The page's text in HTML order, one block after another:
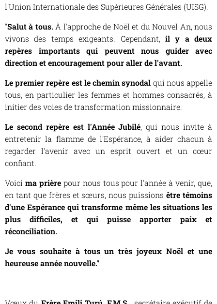
l'Union Internationale des Supérieures Générales (UISG).
"Salut à tous.À l'approche de Noël et du Nouvel An, nous
vivons des temps exigeants. Cependant, il y a deux
repères importants qui peuvent nous guider avec
direction et encouragement pour aller de l'avant.
Le premier repère est le chemin synodal qui nous appelle
tous, en particulier les femmes et hommes consacrés, à
initier des voies de transformation missionnaire.
Le second repère est l'Année Jubilé, qui nous invite à
entretenir la flamme de l'Espérance, à aider chacun à
regarder l'avenir avec un esprit ouvert et un cœur
confiant.
Voici ma prièrepour nous tous pour l'année à venir, que,
en tant que frères et sœurs, nous puissionsêtre témoins
d'une Espérance qui transforme même les situations les
plus difficiles, et qui puisse apporter paix et
réconciliation.
Je vous souhaite à tous un très joyeux Noël et une
heureuse année nouvelle."